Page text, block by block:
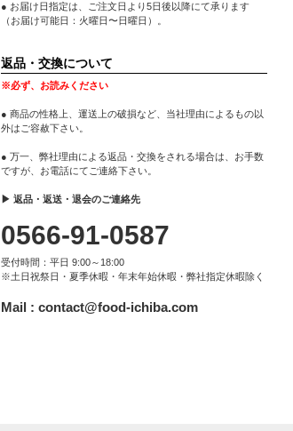
● お届け日指定は、ご注文日より5日後以降にて承ります
（お届け可能日：火曜日〜日曜日）。
返品・交換について
※必ず、お読みください
● 商品の性格上、運送上の破損など、当社理由によるもの以
外はご容赦下さい。
● 万一、弊社理由による返品・交換をされる場合は、お手数
ですが、お電話にてご連絡下さい。
▶ 返品・返送・退会のご連絡先
0566-91-0587
受付時間：平日 9:00～18:00
※土日祝祭日・夏季休暇・年末年始休暇・弊社指定休暇除く
Mail : contact@food-ichiba.com